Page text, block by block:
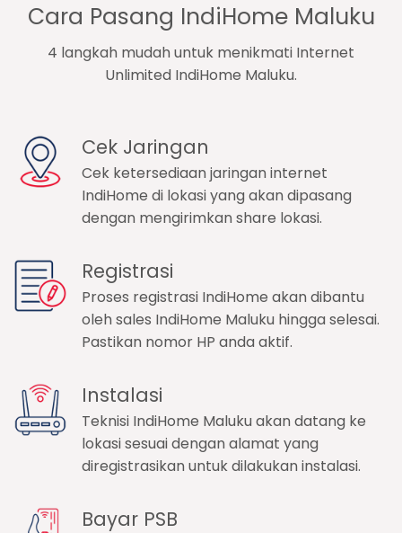
Cara Pasang IndiHome Maluku
4 langkah mudah untuk menikmati Internet
Unlimited IndiHome Maluku.
Cek Jaringan
Cek ketersediaan jaringan internet
IndiHome di lokasi yang akan dipasang
dengan mengirimkan share lokasi.
Registrasi
Proses registrasi IndiHome akan dibantu
oleh sales IndiHome Maluku hingga selesai.
Pastikan nomor HP anda aktif.
Instalasi
Teknisi IndiHome Maluku akan datang ke
lokasi sesuai dengan alamat yang
diregistrasikan untuk dilakukan instalasi.
Bayar PSB